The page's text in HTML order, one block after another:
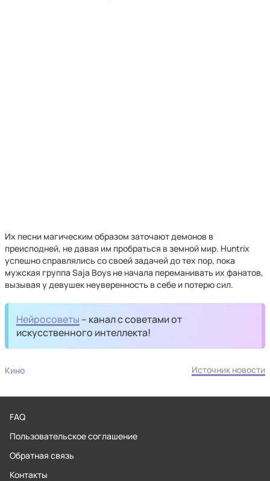
Их песни магическим образом заточают демонов в
преисподней, не давая им пробраться в земной мир. Huntrix
успешно справлялись со своей задачей до тех пор, пока
мужская группа Saja Boys не начала переманивать их фанатов,
вызывая у девушек неуверенность в себе и потерю сил.
Нейросоветы – канал с советами от
искусственного интеллекта!
Кино Источник новости
FAQ
Пользовательское соглашение
Обратная связь
Контакты